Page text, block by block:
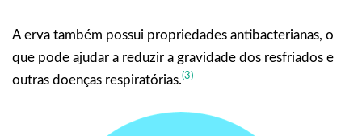
A erva também possui propriedades antibacterianas, o
que pode ajudar a reduzir a gravidade dos resfriados e
outras doenças respiratórias.(3)